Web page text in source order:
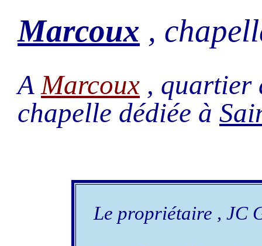
Marcoux ,
A Marcoux , quartier
chapelle dédiée à
Le propriétaire , JC